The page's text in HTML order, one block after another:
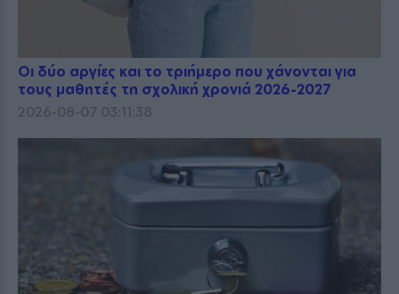
Οι δύο αργίες και το τριήμερο που χάνονται για
τους μαθητές τη σχολική χρονιά 2026-2027
2026-08-07 03:11:38